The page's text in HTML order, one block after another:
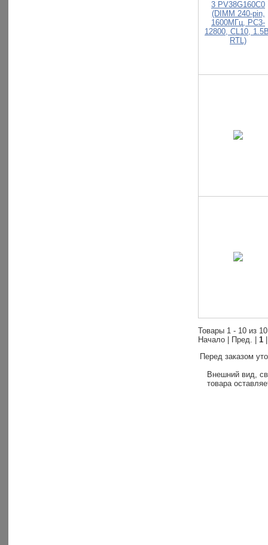
Товары 1 - 10 из 10
Начало | Пред. | 1
Перед заказом
Внешний вид,
товара